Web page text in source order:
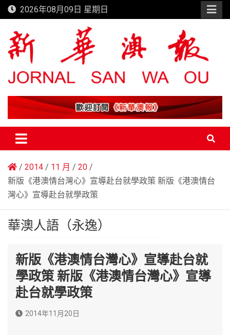
Skip
to
content
2026年08月09日 星期日
新華澳報
2014 11 月
20
新版《港澳情台灣心》宣導赴台就學政策 新版《港澳情台
灣心》宣導赴台就學政策
華澳人語（永逸）
新版《港澳情台灣心》宣導赴台就
學政策 新版《港澳情台灣心》宣導
赴台就學政策
2014年11月20日